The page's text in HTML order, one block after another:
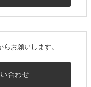
お願いします。
合わせ